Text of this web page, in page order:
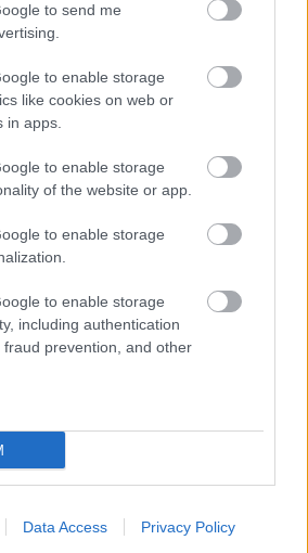
to send me
to enable storage
like cookies on web or
in apps.
to enable storage
of the website or app.
to enable storage
to enable storage
including authentication
prevention, and other
Data Access Privacy Policy
ADUO-motorfejlesztést az Audi